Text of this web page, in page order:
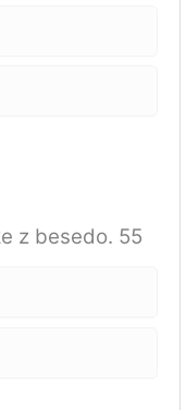
z besedo. 55